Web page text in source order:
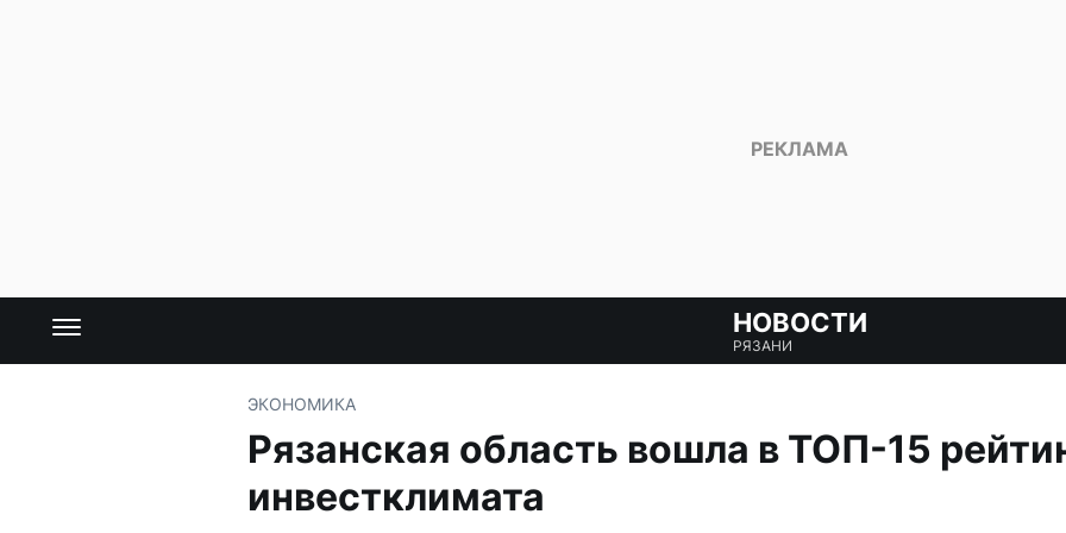
НОВОСТИ
РЯЗАНИ
ЭКОНОМИКА
Рязанская область вошла в ТОП-15
инвестклимата